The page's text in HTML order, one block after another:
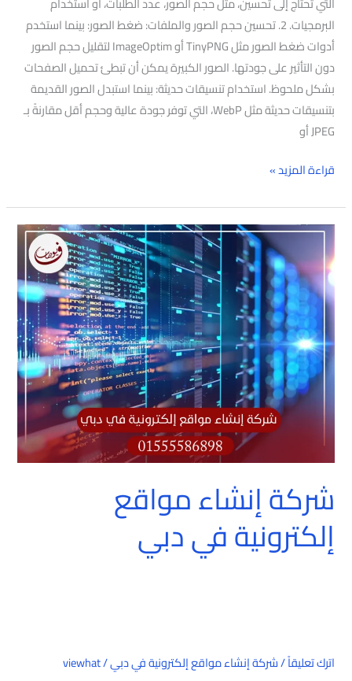
البرمجيات. 2. تحسين حجم الصور والملفات: ضغط الصور: بينما استخدم
أدوات ضغط الصور مثل TinyPNG أو ImageOptim لتقليل حجم الصور
دون التأثير على جودتها. الصور الكبيرة يمكن أن تبطئ تحميل الصفحات
بشكل ملحوظ. استخدام تنسيقات حديثة: بينما استبدل الصور القديمة
بتنسيقات حديثة مثل WebP، التي توفر جودة عالية وحجم أقل مقارنةً بـ
JPEG أو
قراءة المزيد »
شركة إنشاء مواقع
إلكترونية في دبي
اترك تعليقاً/شركة إنشاء مواقع إلكترونية في دبي/
viewhat
شركة
إنشاء
مواقع
إلكترونية
في
دبي